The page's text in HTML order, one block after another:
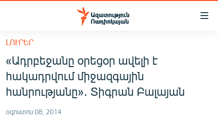
Մատչելիության
հիմնական
բովանդակությանը
Անցնել
հիմնական
մենյուին
ՀԱՅԱՍՏԱՆ
ՔԱՂԱՔԱԿԱՆ
ԼՈՒՐԵՐ
«Ադրբեջանը օրեցօր ավելի է
հակադրվում միջազգային
հանրությանը»․ Տիգրան Բալայան
օգոստոս 08, 2014